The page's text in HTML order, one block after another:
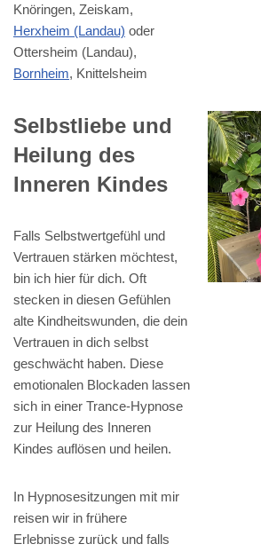
Knöringen, Zeiskam,
Herxheim (Landau) oder
Ottersheim (Landau),
Bornheim, Knittelsheim
Selbstliebe und
Heilung des
Inneren Kindes
Falls Selbstwertgefühl und
Vertrauen stärken möchtest,
bin ich hier für dich. Oft
stecken in diesen Gefühlen
alte Kindheitswunden, die dein
Vertrauen in dich selbst
geschwächt haben. Diese
emotionalen Blockaden lassen
sich in einer Trance-Hypnose
zur Heilung des Inneren
Kindes auflösen und heilen.
In Hypnosesitzungen mit mir
reisen wir in frühere
Erlebnisse zurück und falls